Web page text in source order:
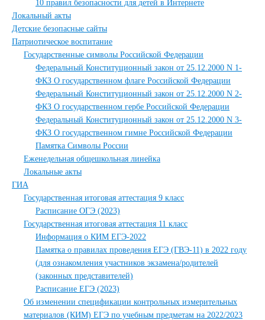
10 правил безопасности для детей в Интернете
Локальный акты
Детские безопасные сайты
Патриотическое воспитание
Государственные символы Российской Федерации
Федеральный Конституционный закон от 25.12.2000 N 1-
ФКЗ О государственном флаге Российской Федерации
Федеральный Конституционный закон от 25.12.2000 N 2-
ФКЗ О государственном гербе Российской Федерации
Федеральный Конституционный закон от 25.12.2000 N 3-
ФКЗ О государственном гимне Российской Федерации
Памятка Символы России
Еженедельная общешкольная линейка
Локальные акты
ГИА
Государственная итоговая аттестация 9 класс
Расписание ОГЭ (2023)
Государственная итоговая аттестация 11 класс
Информация о КИМ ЕГЭ-2022
Памятка о правилах проведения ЕГЭ (ГВЭ-11) в 2022 году
(для ознакомления участников экзамена/родителей
(законных представителей)
Расписание ЕГЭ (2023)
Об изменении спецификации контрольных измерительных
материалов (КИМ) ЕГЭ по учебным предметам на 2022/2023